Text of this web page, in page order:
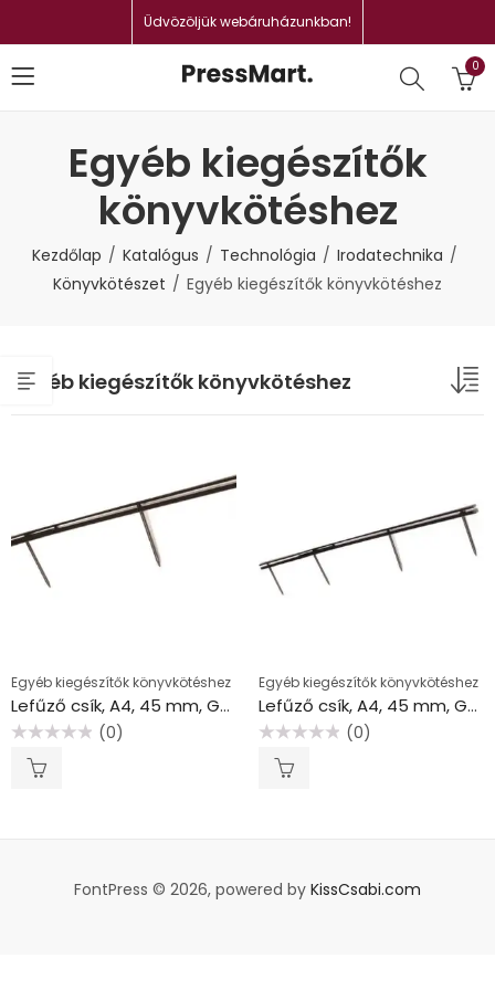
Üdvözöljük webáruházunkban!
0
Egyéb kiegészítők
könyvkötéshez
Kezdőlap Katalógus Technológia
Irodatechnika
Könyvkötészet
Egyéb kiegészítők könyvkötéshez
Egyéb kiegészítők könyvkötéshez
Egyéb kiegészítők könyvkötéshez
Lefűző csík, A4, 45 mm, GBC “Velobind”, fehér
(0)
Egyéb kiegészítők könyvkötéshez
Lefűző csík, A4, 45 mm, GBC “Velobind”, fekete
(0)
FontPress © 2026, powered by KissCsabi.com